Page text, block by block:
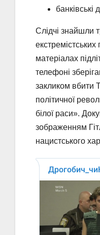
банківські
Слідчі знайшли
матеріалах
телефоні
закликом вбити
політичної
білої раси».
зображенням
нацистського